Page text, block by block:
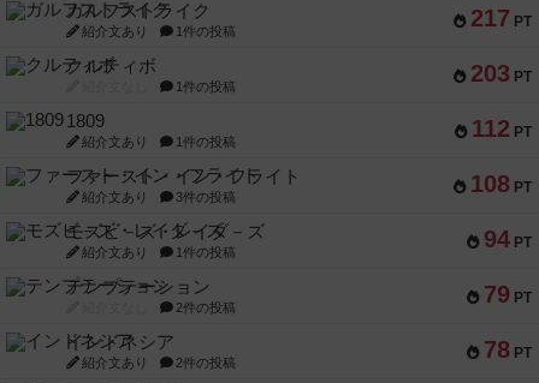
217 PT
ガルフストライク
紹介文あり 1件の投稿
203 PT
クルティボ
1件の投稿
112 PT
1809
紹介文あり 1件の投稿
108 PT
ファースト・イン・フライト
紹介文あり 3件の投稿
94 PT
モズビ－ズ・レイダ－ズ
紹介文あり 1件の投稿
79 PT
テンプテーション
2件の投稿
78 PT
インドネシア
紹介文あり 2件の投稿